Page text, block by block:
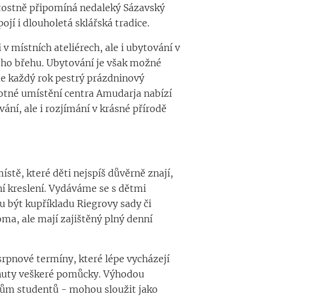
připomíná nedaleký Sázavský
i dlouholetá sklářská tradice.
místních ateliérech, ale i ubytování v
břehu. Ubytování je však možné
každý rok pestrý prázdninový
umístění centra Amudarja nabízí
ale i rozjímání v krásné přírodě
které děti nejspíš důvěrně znají,
kreslení. Vydáváme se s dětmi
být kupříkladu Riegrovy sady či
ale mají zajištěný plný denní
termíny, které lépe vycházejí
veškeré pomůcky. Výhodou
studentů - mohou sloužit jako